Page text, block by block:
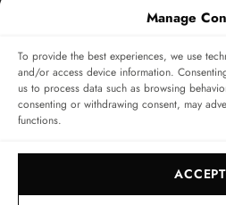
Manage
To provide the best experiences, we use
and/or access device information.
us to process data such as browsing
consenting or withdrawing consent, may
functions.
ACCEPT
ABONNIEREN SIE DEN
Das unabhängige Magazin für